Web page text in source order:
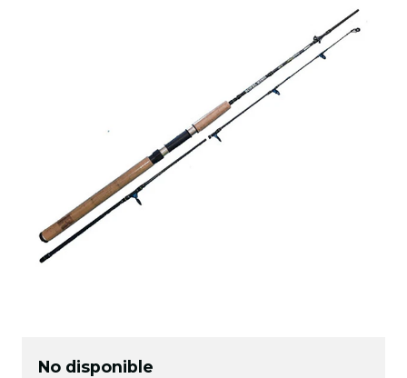
No disponible